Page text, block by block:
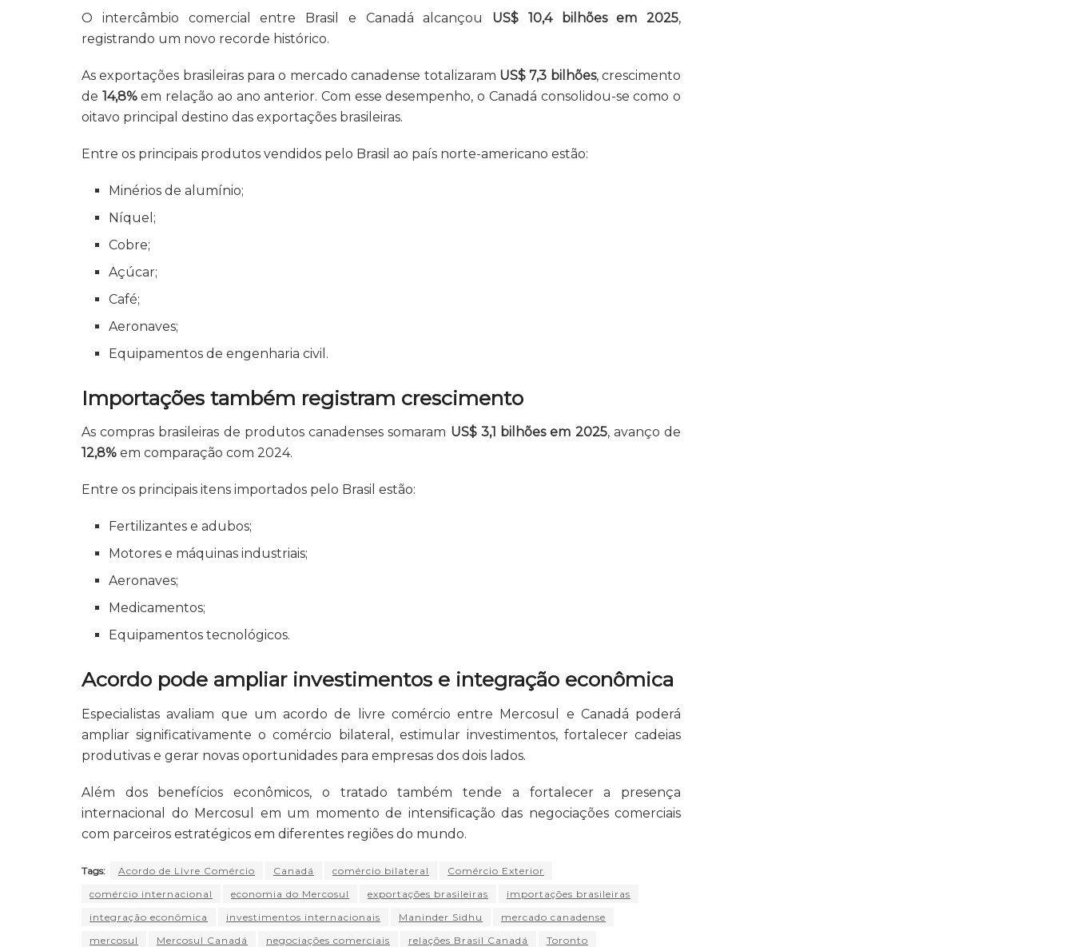
O intercâmbio comercial entre Brasil e Canadá alcançou US$ 10,4 bilhões em 2025,
registrando um novo recorde histórico.
As exportações brasileiras para o mercado canadense totalizaram US$ 7,3 bilhões, crescimento
de 14,8%em relação ao ano anterior. Com esse desempenho, o Canadá consolidou-se como o
oitavo principal destino das exportações brasileiras.
Entre os principais produtos vendidos pelo Brasil ao país norte-americano estão:
Minérios de alumínio;
Níquel;
Cobre;
Açúcar;
Café;
Aeronaves;
Equipamentos de engenharia civil.
Importações também registram crescimento
As compras brasileiras de produtos canadenses somaram US$ 3,1 bilhões em 2025, avanço de
12,8% em comparação com 2024.
Entre os principais itens importados pelo Brasil estão:
Fertilizantes e adubos;
Motores e máquinas industriais;
Aeronaves;
Medicamentos;
Equipamentos tecnológicos.
Acordo pode ampliar investimentos e integração econômica
Especialistas avaliam que um acordo de livre comércio entre Mercosul e Canadá poderá
ampliar significativamente o comércio bilateral, estimular investimentos, fortalecer cadeias
produtivas e gerar novas oportunidades para empresas dos dois lados.
Além dos benefícios econômicos, o tratado também tende a fortalecer a presença
internacional do Mercosul em um momento de intensificação das negociações comerciais
com parceiros estratégicos em diferentes regiões do mundo.
Tags: Acordo de Livre Comércio Canadá comércio bilateral
Comércio Exterior
comércio internacional
economia do Mercosul exportações brasileiras
importações brasileiras
integração econômica
investimentos internacionais Maninder Sidhu
mercado canadense
mercosul
Mercosul Canadá negociações comerciais relações Brasil Canadá Toronto